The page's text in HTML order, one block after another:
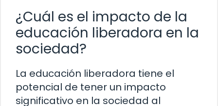
¿Cuál es el impacto de la
educación liberadora en la
sociedad?
La educación liberadora tiene el
potencial de tener un impacto
significativo en la sociedad al